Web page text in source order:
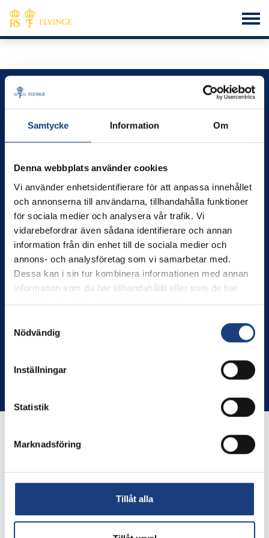
Samtycke Information Om
Denna webbplats använder cookies
Vi använder enhetsidentifierare för att anpassa innehållet
och annonserna till användarna, tillhandahålla funktioner
för sociala medier och analysera vår trafik. Vi
vidarebefordrar även sådana identifierare och annan
information från din enhet till de sociala medier och
annons- och analysföretag som vi samarbetar med.
Dessa kan i sin tur kombinera informationen med annan
information som du har tillhandahållit eller som de har
samlat in när du har använt deras tjänster.
Nödvändig
Inställningar
Statistik
Marknadsföring
Tillåt alla
Flyinge – vi utvecklar kunskap, hästar och människor
Kontakt
Växel öppen 09.00 – 12.00
Öppettider
Måndag-fredag kl.8.00–16.00
Besök
Flyinge Kungsgård, 247 93, Flyinge
Stolt miljöcertifierad enligt ISO 14001
Copyright © Flyinge. Citera oss gärna men glöm inte att ange